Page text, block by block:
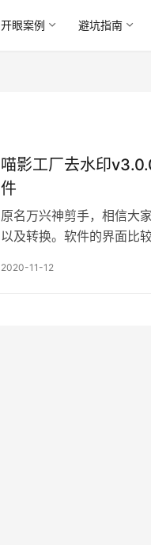
开眼案例 避坑指南
喵影工厂去水印
件
原名万兴神剪手，相信大
以及转换。软件的界面比
2020-11-12